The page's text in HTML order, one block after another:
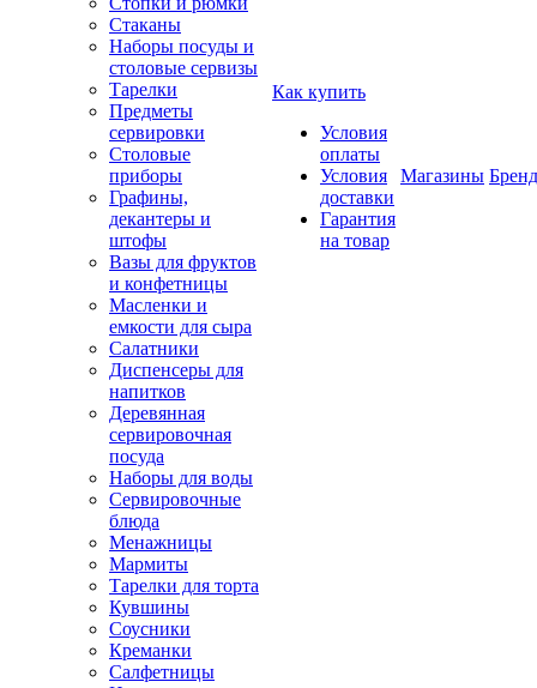
Стаканы
Наборы посуды и
столовые сервизы
Тарелки
Предметы
сервировки
Столовые
приборы
Графины,
декантеры и
штофы
Вазы для фруктов
и конфетницы
Масленки и
емкости для сыра
Салатники
Диспенсеры для
напитков
Деревянная
сервировочная
посуда
Наборы для воды
Сервировочные
блюда
Менажницы
Мармиты
Тарелки для торта
Кувшины
Соусники
Креманки
Салфетницы
Как купить
Условия
оплаты
Условия
доставки
Гарантия
на товар
Магазины